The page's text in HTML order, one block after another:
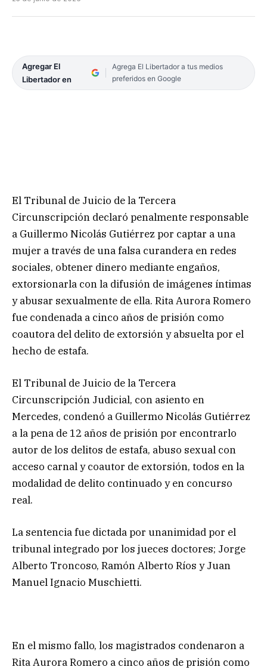
Agregar El
Libertador en
Agrega El Libertador a tus medios
preferidos en Google
El Tribunal de Juicio de la Tercera
Circunscripción declaró penalmente responsable
a Guillermo Nicolás Gutiérrez por captar a una
mujer a través de una falsa curandera en redes
sociales, obtener dinero mediante engaños,
extorsionarla con la difusión de imágenes íntimas
y abusar sexualmente de ella. Rita Aurora Romero
fue condenada a cinco años de prisión como
coautora del delito de extorsión y absuelta por el
hecho de estafa.
El Tribunal de Juicio de la Tercera
Circunscripción Judicial, con asiento en
Mercedes, condenó a Guillermo Nicolás Gutiérrez
a la pena de 12 años de prisión por encontrarlo
autor de los delitos de estafa, abuso sexual con
acceso carnal y coautor de extorsión, todos en la
modalidad de delito continuado y en concurso
real.
La sentencia fue dictada por unanimidad por el
tribunal integrado por los jueces doctores; Jorge
Alberto Troncoso, Ramón Alberto Ríos y Juan
Manuel Ignacio Muschietti.
En el mismo fallo, los magistrados condenaron a
Rita Aurora Romero a cinco años de prisión como